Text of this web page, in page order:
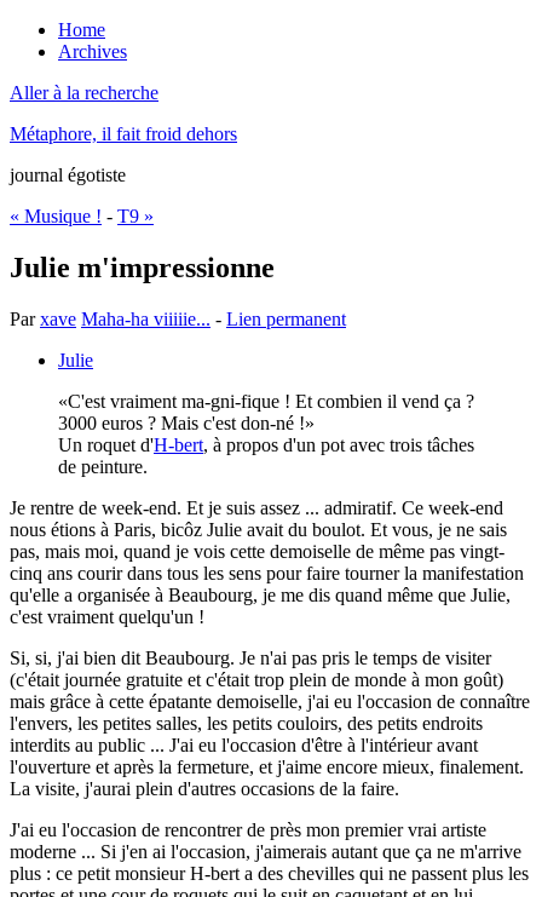
Home
Archives
Aller à la recherche
Métaphore, il fait froid dehors
journal égotiste
« Musique ! - T9 »
Julie m'impressionne
Parxave Maha-ha viiiiie... - Lien permanent
Julie
C'est vraiment ma-gni-fique ! Et combien il vend ça ?
3000 euros ? Mais c'est don-né !
Un roquet d'H-bert, à propos d'un pot avec trois tâches
de peinture.
Je rentre de week-end. Et je suis assez ... admiratif. Ce week-end
nous étions à Paris, bicôz Julie avait du boulot. Et vous, je ne sais
pas, mais moi, quand je vois cette demoiselle de même pas vingt-
cinq ans courir dans tous les sens pour faire tourner la manifestation
qu'elle a organisée à Beaubourg, je me dis quand même que Julie,
c'est vraiment quelqu'un !
Si, si, j'ai bien dit Beaubourg. Je n'ai pas pris le temps de visiter
(c'était journée gratuite et c'était trop plein de monde à mon goût)
mais grâce à cette épatante demoiselle, j'ai eu l'occasion de connaître
l'envers, les petites salles, les petits couloirs, des petits endroits
interdits au public ... J'ai eu l'occasion d'être à l'intérieur avant
l'ouverture et après la fermeture, et j'aime encore mieux, finalement.
La visite, j'aurai plein d'autres occasions de la faire.
J'ai eu l'occasion de rencontrer de près mon premier vrai artiste
moderne ... Si j'en ai l'occasion, j'aimerais autant que ça ne m'arrive
plus : ce petit monsieur H-bert a des chevilles qui ne passent plus les